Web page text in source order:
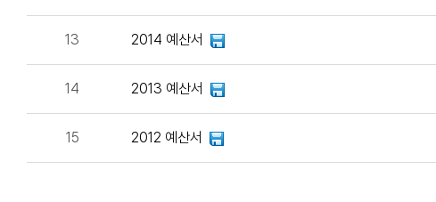
13 2014 예산서
14 2013 예산서
15 2012 예산서